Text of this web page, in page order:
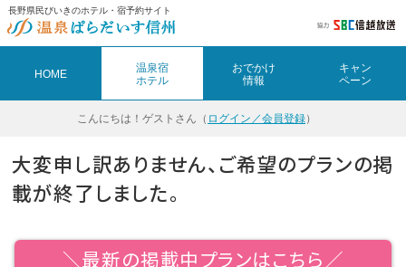
長野県民びいきのホテル・宿予約サイト
HOME
温泉宿
ホテル
おでかけ
情報
キャン
ペーン
こんにちは！ ゲストさん（ ログイン／会員登録）
大変申し訳ありません、ご希望のプランの掲
載が終了しました。
＼最新の掲載中プランはこちら／